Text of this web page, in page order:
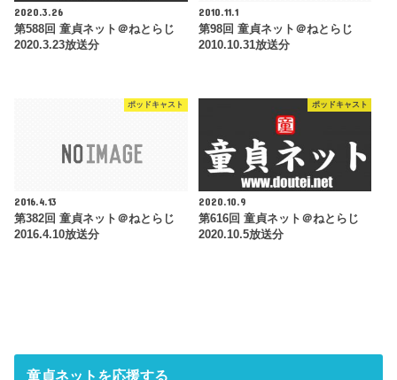
2020.3.26
第588回 童貞ネット＠ねとらじ
2020.3.23放送分
2010.11.1
第98回 童貞ネット＠ねとらじ
2010.10.31放送分
ポッドキャスト
2016.4.13
第382回 童貞ネット＠ねとらじ
2016.4.10放送分
ポッドキャスト
2020.10.9
第616回 童貞ネット＠ねとらじ
2020.10.5放送分
童貞ネットを応援する